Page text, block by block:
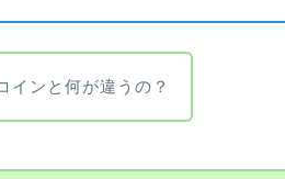
インと何が違うの？